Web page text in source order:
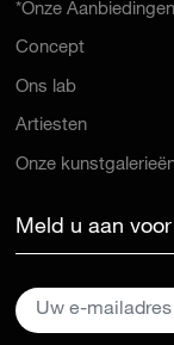
*Onze Aanbiedingen
Concept
Ons lab
Artiesten
Onze
Meld u aan